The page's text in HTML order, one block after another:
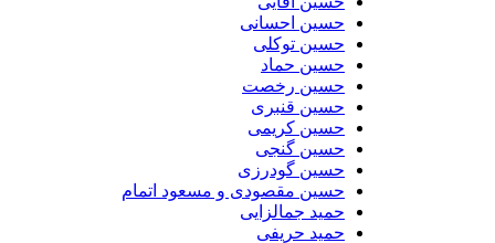
حسین احسانی
حسین توکلی
حسین حماد
حسین رخصت
حسین قنبری
حسین کریمی
حسین گنجی
حسین گودرزی
حسین مقصودی و مسعود اتمام
حمید جمالزایی
حمید حریفی